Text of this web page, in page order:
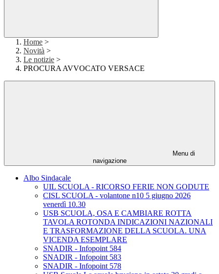
Home >
Novità >
Le notizie >
PROCURA AVVOCATO VERSACE
Menu di
navigazione
Albo Sindacale
UIL SCUOLA - RICORSO FERIE NON GODUTE
CISL SCUOLA - volantone n10 5 giugno 2026
venerdì 10.30
USB SCUOLA, OSA E CAMBIARE ROTTA
TAVOLA ROTONDA INDICAZIONI NAZIONALI
E TRASFORMAZIONE DELLA SCUOLA. UNA
VICENDA ESEMPLARE
SNADIR - Infopoint 584
SNADIR - Infopoint 583
SNADIR - Infopoint 578